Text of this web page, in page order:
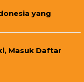
yang
Masuk Daftar